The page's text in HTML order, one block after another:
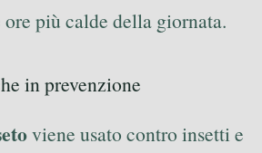
più calde della giornata.
in prevenzione
viene usato contro insetti e